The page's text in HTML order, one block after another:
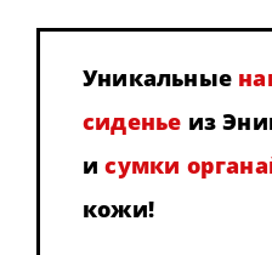
Уникальные
сиденье из
исумки
кожи!